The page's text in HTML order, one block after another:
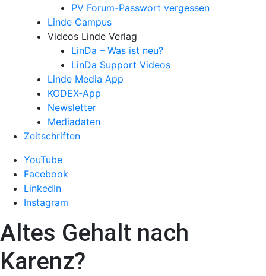
PV Forum-Passwort vergessen
Linde Campus
Videos Linde Verlag
LinDa – Was ist neu?
LinDa Support Videos
Linde Media App
KODEX-App
Newsletter
Mediadaten
Zeitschriften
YouTube
Facebook
LinkedIn
Instagram
Altes Gehalt nach
Karenz?